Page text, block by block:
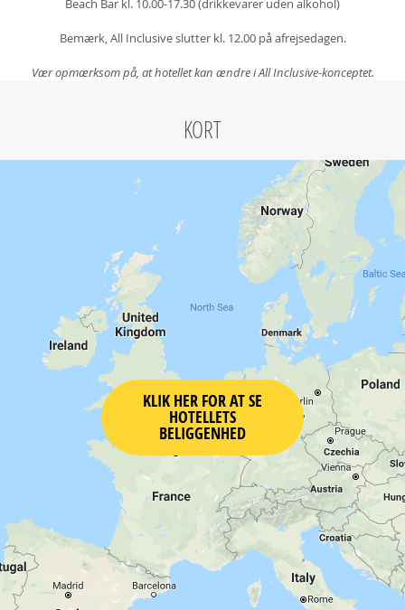
Beach Bar kl. 10.00-17.30 (drikkevarer uden alkohol)
Bemærk, All Inclusive slutter kl. 12.00 på afrejsedagen.
Vær opmærksom på, at hotellet kan ændre i All Inclusive-konceptet.
KORT
KLIK HER FOR AT SE
HOTELLETS
BELIGGENHED